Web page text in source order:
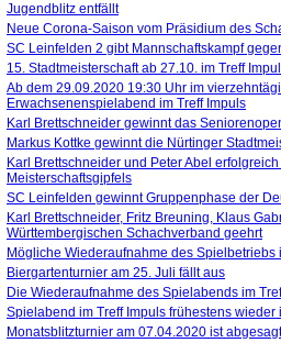
Jugendblitz entfällt
Neue Corona-Saison vom Präsidium des
SC Leinfelden 2 gibt Mannschaftskampf
15. Stadtmeisterschaft ab 27.10. im Treff
Ab dem 29.09.2020 19:30 Uhr im
Erwachsenenspielabend im Treff Impuls
Karl Brettschneider gewinnt das
Markus Kottke gewinnt die Nürtinger
Karl Brettschneider und Peter Abel
Meisterschaftsgipfels
SC Leinfelden gewinnt Gruppenphase der
Karl Brettschneider, Fritz Breuning, Klaus
Württembergischen Schachverband geehrt
Mögliche Wiederaufnahme des Spielbetriebs
Biergartenturnier am 25. Juli fällt aus
Die Wiederaufnahme des Spielabends im
Spielabend im Treff Impuls frühestens wieder
Monatsblitzturnier am 07.04.2020 ist abgesagt